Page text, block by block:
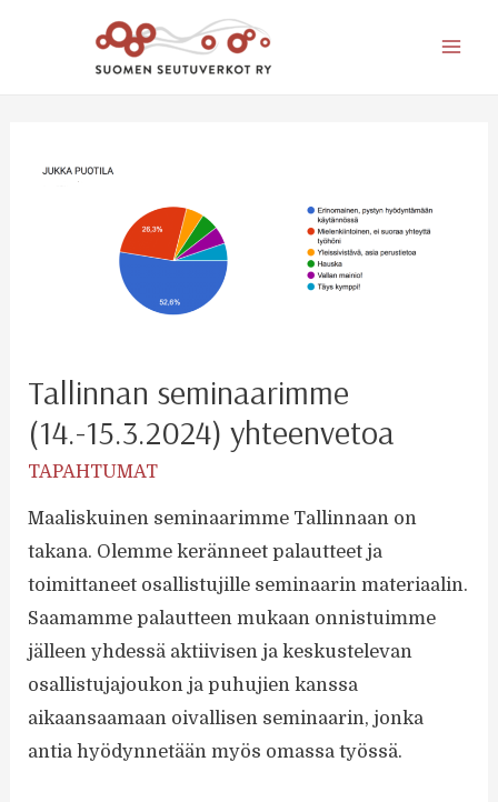
Tallinnan seminaarimme
(14.-15.3.2024) yhteenvetoa
TAPAHTUMAT
Maaliskuinen seminaarimme Tallinnaan on
takana. Olemme keränneet palautteet ja
toimittaneet osallistujille seminaarin materiaalin.
Saamamme palautteen mukaan onnistuimme
jälleen yhdessä aktiivisen ja keskustelevan
osallistujajoukon ja puhujien kanssa
aikaansaamaan oivallisen seminaarin, jonka
antia hyödynnetään myös omassa työssä.